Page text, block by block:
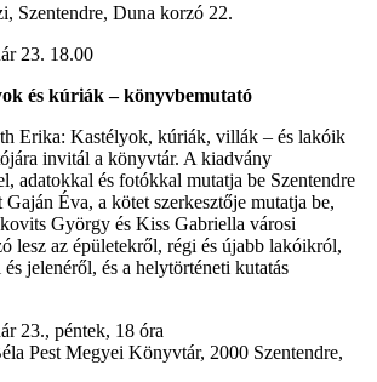
Szentendre, Duna korzó 22.
23. 18.00
és kúriák – könyvbemutató
Erika: Kastélyok, kúriák, villák – és lakóik
invitál a könyvtár. A kiadvány
adatokkal és fotókkal mutatja be Szentendre
Éva, a kötet szerkesztője mutatja be,
György és Kiss Gabriella városi
lesz az épületekről, régi és újabb lakóikról,
jelenéről, és a helytörténeti kutatás
23., péntek, 18 óra
Pest Megyei Könyvtár, 2000 Szentendre,